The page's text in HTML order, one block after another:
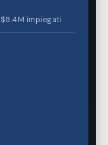
$8.4M impiegati